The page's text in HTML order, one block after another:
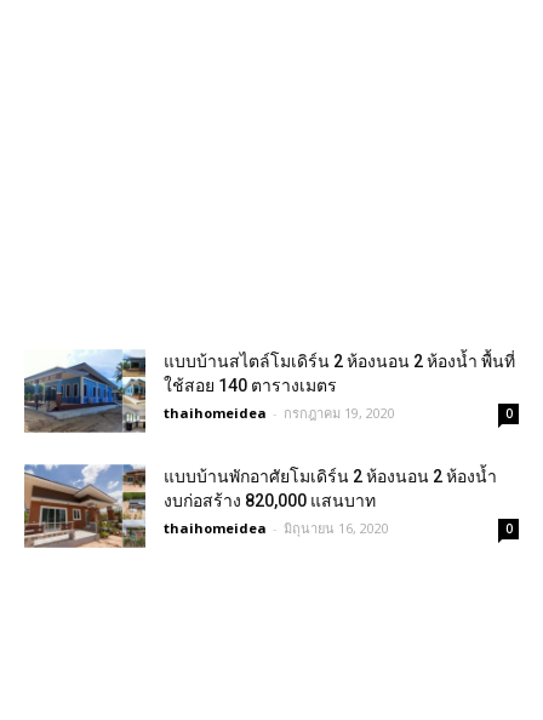
แบบบ้านสไตล์โมเดิร์น 2 ห้องนอน 2 ห้องน้ำ พื้นที่
ใช้สอย 140 ตารางเมตร
thaihomeidea - กรกฎาคม 19, 2020 0
แบบบ้านพักอาศัยโมเดิร์น 2 ห้องนอน 2 ห้องน้ำ
งบก่อสร้าง 820,000 แสนบาท
thaihomeidea - มิถุนายน 16, 2020 0